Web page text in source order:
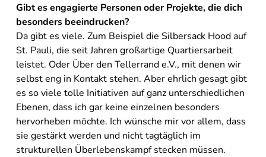
Gibt es engagierte Personen oder Projekte, die dich
besonders beeindrucken?
Da gibt es viele. Zum Beispiel die Silbersack Hood auf
St. Pauli, die seit Jahren großartige Quartiersarbeit
leistet. Oder Über den Tellerrand e.V., mit denen wir
selbst eng in Kontakt stehen. Aber ehrlich gesagt gibt
es so viele tolle Initiativen auf ganz unterschiedlichen
Ebenen, dass ich gar keine einzelnen besonders
hervorheben möchte. Ich wünsche mir vor allem, dass
sie gestärkt werden und nicht tagtäglich im
strukturellen Überlebenskampf stecken müssen.